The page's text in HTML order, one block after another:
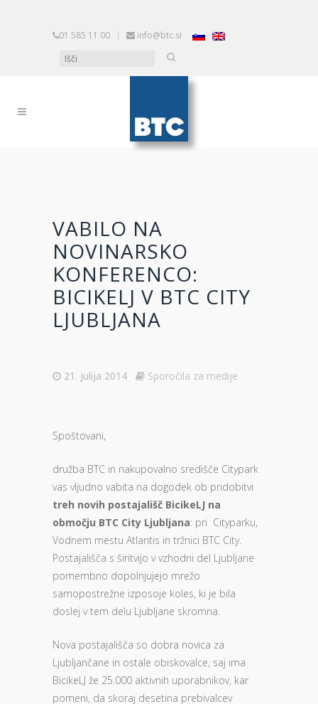
01 585 11 00 | info@btc.si
VABILO NA
NOVINARSKO
KONFERENCO:
BICIKELJ V BTC CITY
LJUBLJANA
21. julija 2014 Sporočila za medije
Spoštovani,
družba BTC in nakupovalno središče Citypark
vas vljudno vabita na dogodek ob pridobitvi
treh novih postajališč BicikeLJ na
območju BTC City Ljubljana: pri Cityparku,
Vodnem mestu Atlantis in tržnici BTC City.
Postajališča s širitvijo v vzhodni del Ljubljane
pomembno dopolnjujejo mrežo
samopostrežne izposoje koles, ki je bila
doslej v tem delu Ljubljane skromna.
Nova postajališča so dobra novica za
Ljubljančane in ostale obiskovalce, saj ima
BicikeLJ že 25.000 aktivnih uporabnikov, kar
pomeni, da skoraj desetina prebivalcev